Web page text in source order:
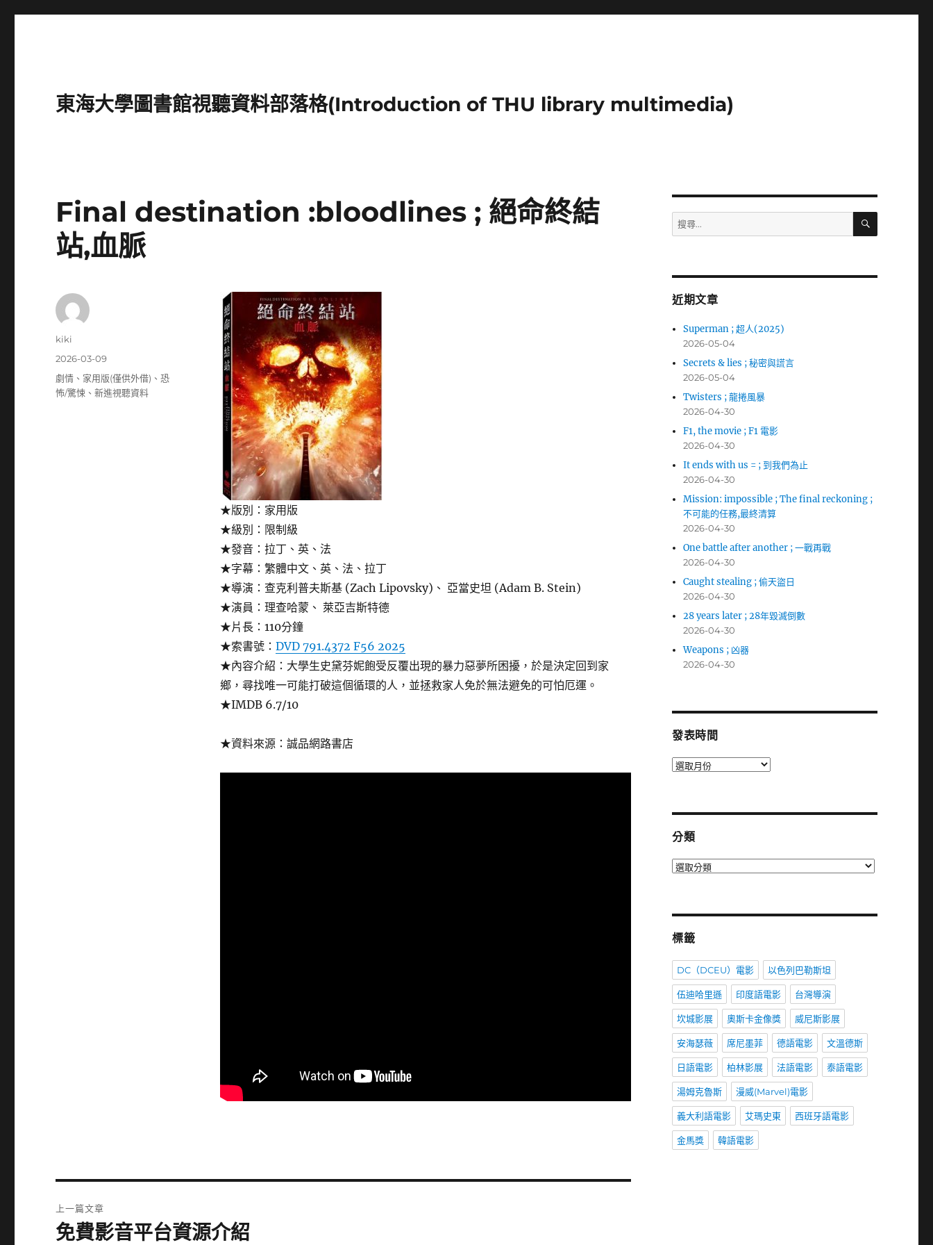
東海大學圖書館視聽資料部落格(Introduction of THU library multimedia)
Final destination :bloodlines ; 絕命終結
站,血脈
★版別：家用版
★級別：限制級
★發音：拉丁、英、法
★字幕：繁體中文、英、法、拉丁
★導演：查克利普夫斯基 (Zach Lipovsky)、 亞當史坦 (Adam B. Stein)
★演員：理查哈蒙、 萊亞吉斯特德
★片長：110分鐘
★索書號： DVD 791.4372 F56 2025
★內容介紹：大學生史黛芬妮飽受反覆出現的暴力惡夢所困擾，於是決定回到家
鄉，尋找唯一可能打破這個循環的人，並拯救家人免於無法避免的可怕厄運。
★IMDB 6.7/10
★資料來源：誠品網路書店
作
kiki
發
佈
日
2026-03-09
分
類
劇情 、 家用版(僅供外借) 、恐
怖/驚悚 、新進視聽資料
章
上一篇文章
上
免費影音平台資源介紹
搜
尋
字:
搜
近期文章
Superman ; 超人(2025)
2026-05-04
Secrets & lies ; 秘密與謊言
2026-05-04
Twisters ; 龍捲風暴
2026-04-30
F1, the movie ; F1 電影
2026-04-30
It ends with us = ; 到我們為止
2026-04-30
Mission: impossible ; The final reckoning ;
不可能的任務,最終清算
2026-04-30
One battle after another ; 一戰再戰
2026-04-30
Caught stealing ; 偷天盜日
2026-04-30
28 years later ; 28年毀滅倒數
2026-04-30
Weapons ; 凶器
2026-04-30
發表時間
發
分類
分
標籤
DC（DCEU）電影 以色列巴勒斯坦
伍迪哈里遜 印度語電影 台灣導演
坎城影展 奧斯卡金像獎 威尼斯影展
安海瑟薇 席尼墨菲 德語電影 文溫德斯
日語電影 柏林影展 法語電影 泰語電影
湯姆克魯斯 漫威(Marvel)電影
義大利語電影 艾瑪史東 西班牙語電影
金馬獎 韓語電影